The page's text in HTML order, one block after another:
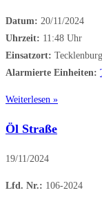
Datum: 20/11/2024
Uhrzeit: 11:48 Uhr
Einsatzort:
Alarmierte Einheiten:
Weiterlesen »
Öl Straße
19/11/2024
Lfd. Nr.: 106-2024